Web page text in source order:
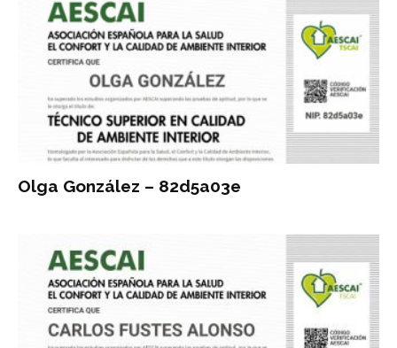
Olga González – 82d5a03e